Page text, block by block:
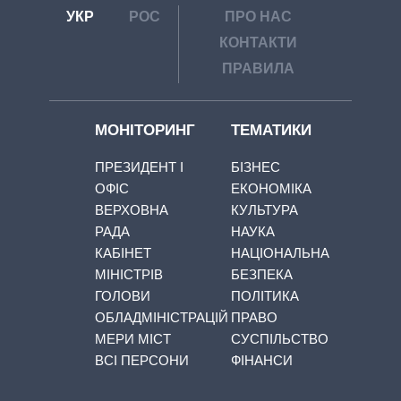
УКР РОС
ПРО НАС
КОНТАКТИ
ПРАВИЛА
МОНІТОРИНГ
ПРЕЗИДЕНТ І
ОФІС
ВЕРХОВНА
РАДА
КАБІНЕТ
МІНІСТРІВ
ГОЛОВИ
ОБЛАДМІНІСТРАЦІЙ
МЕРИ МІСТ
ВСІ ПЕРСОНИ
ТЕМАТИКИ
БІЗНЕС
ЕКОНОМІКА
КУЛЬТУРА
НАУКА
НАЦІОНАЛЬНА
БЕЗПЕКА
ПОЛІТИКА
ПРАВО
СУСПІЛЬСТВО
ФІНАНСИ